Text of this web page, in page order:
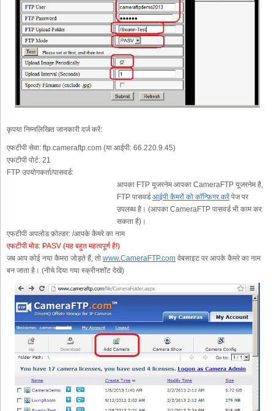
कृपया निम्नलिखित जानकारी दर्ज करें:
एफटीपी सेवा: ftp.cameraftp.com (या आईपी: 66.220.9.45)
एफटीपी पोर्ट: 21
FTP उपयोगकर्ता/पासवर्ड:
आपका FTP यूजरनेम आपका CameraFTP यूजरनेम है,
FTP पासवर्डआईपी कैमरों को कॉन्फ़िगर करेंपेज पर
उपलब्ध है। (आपका CameraFTP पासवर्ड भी काम कर
सकता है)।
एफटीपी अपलोड फ़ोल्डर: /आपके कैमरे का नाम
एफटीपी मोड: PASV (यह बहुत महत्वपूर्ण है!)
जब आप कोई नया कैमरा जोड़ते हैं, तो www.CameraFTP.com वेबसाइट पर आपके कैमरे का नाम
बन जाता है। (नीचे दिया गया स्क्रीनशॉट देखें)